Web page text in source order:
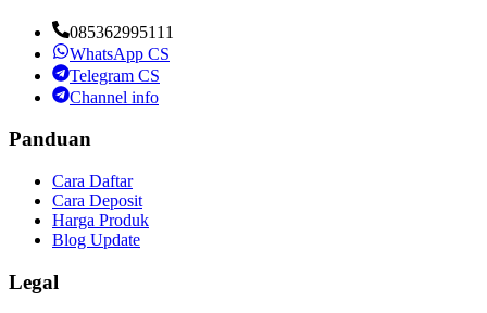
085362995111
WhatsApp CS
Telegram CS
Channel info
Panduan
Cara Daftar
Cara Deposit
Harga Produk
Blog Update
Legal